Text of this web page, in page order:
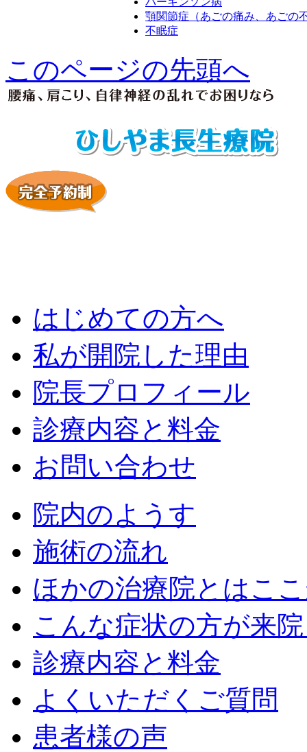
顎関節症（あごの痛み、あごの
不眠症
このページの先頭へ
はじめての方へ
私が開院した理由
院長プロフィール
診療内容と料金
お問い合わせ
院内のようす
施術の流れ
ほかの治療院とはこ
こんな症状の方が来
診療内容と料金
よくいただくご質問
患者様の声